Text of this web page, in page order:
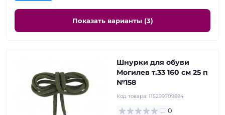
Показать варианты (3)
Шнурки для обуви
Могилев т.33 160 см 25 п
№158
Код товара: 115299709884
0